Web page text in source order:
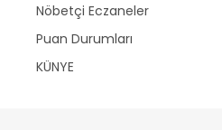
Nöbetçi Eczaneler
Puan Durumları
KÜNYE